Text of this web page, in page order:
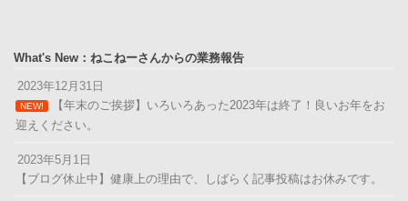
What's New：ねこねーさんからの業務報告
2023年12月31日
NEW!
【年末のご挨拶】いろいろあった2023年は終了！良いお年をお
迎えください。
2023年5月1日
【ブログ休止中】健康上の理由で、しばらく記事投稿はお休みです。